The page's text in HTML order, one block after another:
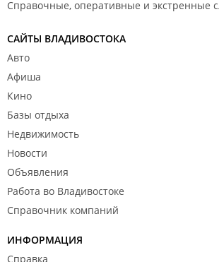
Справочные, оперативные и экстренные
САЙТЫ ВЛАДИВОСТОКА
Авто
Афиша
Кино
Базы отдыха
Недвижимость
Новости
Объявления
Работа во Владивостоке
Справочник компаний
ИНФОРМАЦИЯ
Справка